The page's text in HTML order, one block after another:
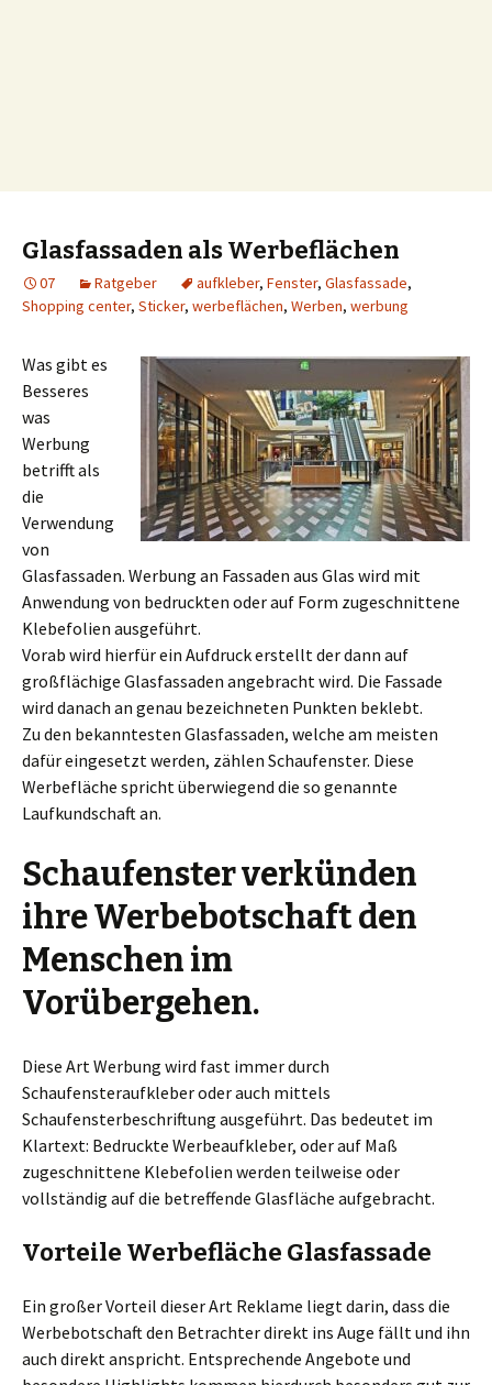
Glasfassaden als Werbeflächen
07 Ratgeber aufkleber, Fenster, Glasfassade,
Shopping center, Sticker, werbeflächen, Werben, werbung
Was gibt es
Besseres
was
Werbung
betrifft als
die
Verwendung
von
Glasfassaden. Werbung an Fassaden aus Glas wird mit
Anwendung von bedruckten oder auf Form zugeschnittene
Klebefolien ausgeführt.
Vorab wird hierfür ein Aufdruck erstellt der dann auf
großflächige Glasfassaden angebracht wird. Die Fassade
wird danach an genau bezeichneten Punkten beklebt.
Zu den bekanntesten Glasfassaden, welche am meisten
dafür eingesetzt werden, zählen Schaufenster. Diese
Werbefläche spricht überwiegend die so genannte
Laufkundschaft an.
Schaufenster verkünden
ihre Werbebotschaft den
Menschen im
Vorübergehen.
Diese Art Werbung wird fast immer durch
Schaufensteraufkleber oder auch mittels
Schaufensterbeschriftung ausgeführt. Das bedeutet im
Klartext: Bedruckte Werbeaufkleber, oder auf Maß
zugeschnittene Klebefolien werden teilweise oder
vollständig auf die betreffende Glasfläche aufgebracht.
Vorteile Werbefläche Glasfassade
Ein großer Vorteil dieser Art Reklame liegt darin, dass die
Werbebotschaft den Betrachter direkt ins Auge fällt und ihn
auch direkt anspricht. Entsprechende Angebote und